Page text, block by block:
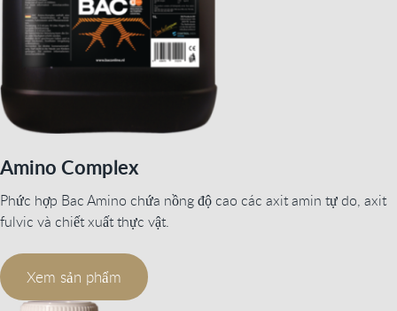
Amino Complex
Phức hợp Bac Amino chứa nồng độ cao các axit amin tự do, axit
fulvic và chiết xuất thực vật.
Xem sản phẩm